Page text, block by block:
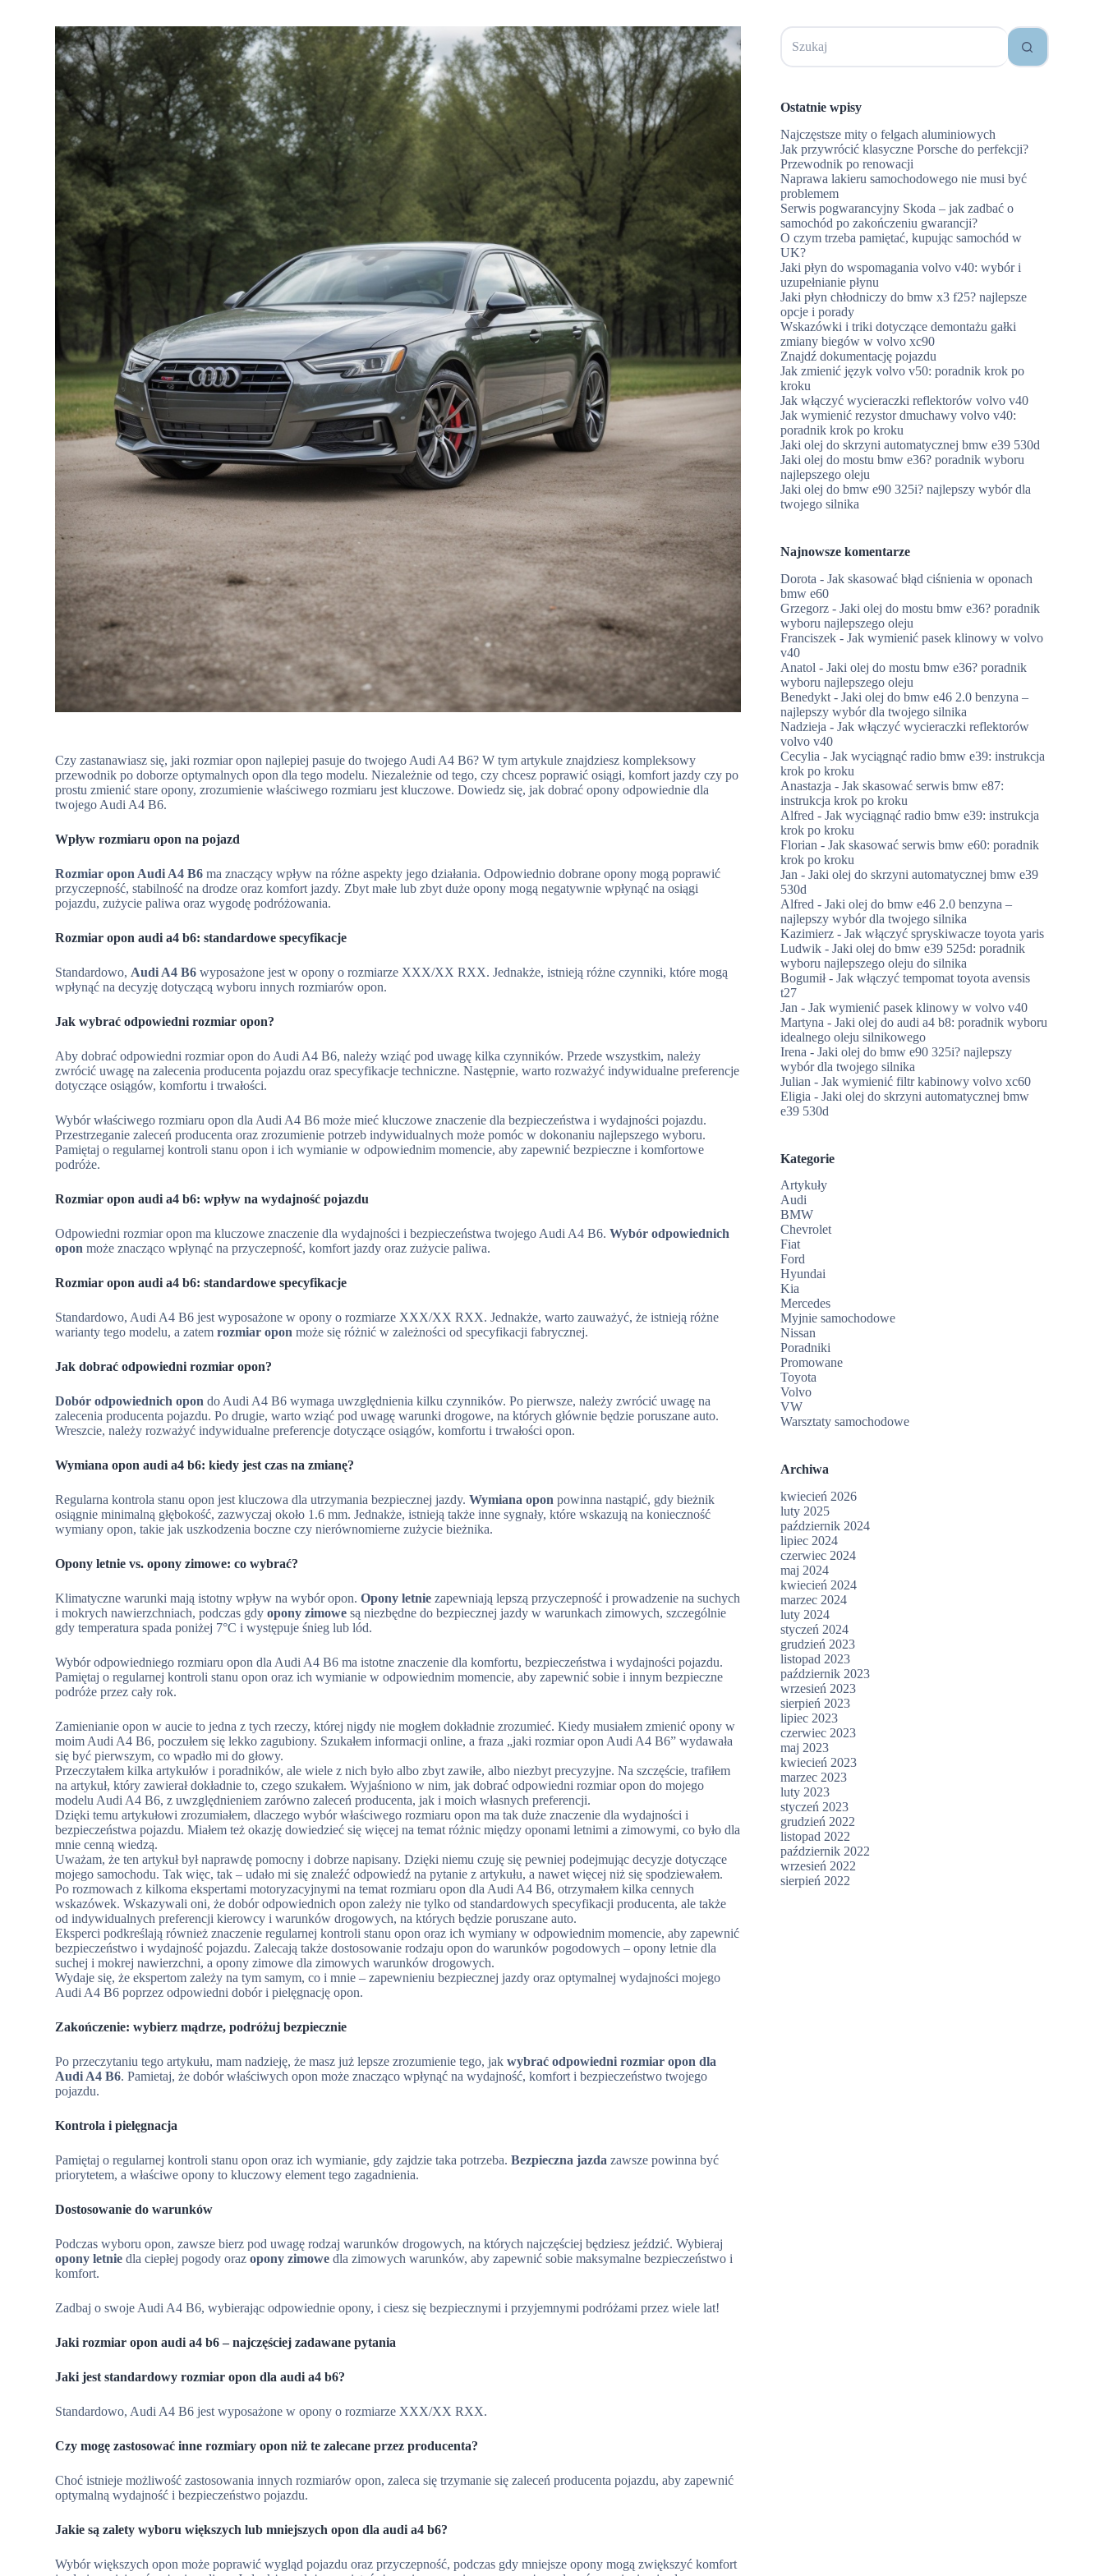
Czy zastanawiasz się, jaki rozmiar opon najlepiej pasuje do twojego Audi A4 B6? W tym artykule znajdziesz kompleksowy
przewodnik po doborze optymalnych opon dla tego modelu. Niezależnie od tego, czy chcesz poprawić osiągi, komfort jazdy czy po
prostu zmienić stare opony, zrozumienie właściwego rozmiaru jest kluczowe. Dowiedz się, jak dobrać opony odpowiednie dla
twojego Audi A4 B6.
Wpływ rozmiaru opon na pojazd
Rozmiar opon Audi A4 B6 ma znaczący wpływ na różne aspekty jego działania. Odpowiednio dobrane opony mogą poprawić
przyczepność, stabilność na drodze oraz komfort jazdy. Zbyt małe lub zbyt duże opony mogą negatywnie wpłynąć na osiągi
pojazdu, zużycie paliwa oraz wygodę podróżowania.
Rozmiar opon audi a4 b6: standardowe specyfikacje
Standardowo, Audi A4 B6 wyposażone jest w opony o rozmiarze XXX/XX RXX. Jednakże, istnieją różne czynniki, które mogą
wpłynąć na decyzję dotyczącą wyboru innych rozmiarów opon.
Jak wybrać odpowiedni rozmiar opon?
Aby dobrać odpowiedni rozmiar opon do Audi A4 B6, należy wziąć pod uwagę kilka czynników. Przede wszystkim, należy
zwrócić uwagę na zalecenia producenta pojazdu oraz specyfikacje techniczne. Następnie, warto rozważyć indywidualne preferencje
dotyczące osiągów, komfortu i trwałości.
Wybór właściwego rozmiaru opon dla Audi A4 B6 może mieć kluczowe znaczenie dla bezpieczeństwa i wydajności pojazdu.
Przestrzeganie zaleceń producenta oraz zrozumienie potrzeb indywidualnych może pomóc w dokonaniu najlepszego wyboru.
Pamiętaj o regularnej kontroli stanu opon i ich wymianie w odpowiednim momencie, aby zapewnić bezpieczne i komfortowe
podróże.
Rozmiar opon audi a4 b6: wpływ na wydajność pojazdu
Odpowiedni rozmiar opon ma kluczowe znaczenie dla wydajności i bezpieczeństwa twojego Audi A4 B6.Wybór odpowiednich
opon może znacząco wpłynąć na przyczepność, komfort jazdy oraz zużycie paliwa.
Rozmiar opon audi a4 b6: standardowe specyfikacje
Standardowo, Audi A4 B6 jest wyposażone w opony o rozmiarze XXX/XX RXX. Jednakże, warto zauważyć, że istnieją różne
warianty tego modelu, a zatemrozmiar opon może się różnić w zależności od specyfikacji fabrycznej.
Jak dobrać odpowiedni rozmiar opon?
Dobór odpowiednich opon do Audi A4 B6 wymaga uwzględnienia kilku czynników. Po pierwsze, należy zwrócić uwagę na
zalecenia producenta pojazdu. Po drugie, warto wziąć pod uwagę warunki drogowe, na których głównie będzie poruszane auto.
Wreszcie, należy rozważyć indywidualne preferencje dotyczące osiągów, komfortu i trwałości opon.
Wymiana opon audi a4 b6: kiedy jest czas na zmianę?
Regularna kontrola stanu opon jest kluczowa dla utrzymania bezpiecznej jazdy.Wymiana opon powinna nastąpić, gdy bieżnik
osiągnie minimalną głębokość, zazwyczaj około 1.6 mm. Jednakże, istnieją także inne sygnały, które wskazują na konieczność
wymiany opon, takie jak uszkodzenia boczne czy nierównomierne zużycie bieżnika.
Opony letnie vs. opony zimowe: co wybrać?
Klimatyczne warunki mają istotny wpływ na wybór opon.Opony letnie zapewniają lepszą przyczepność i prowadzenie na suchych
i mokrych nawierzchniach, podczas gdyopony zimowe są niezbędne do bezpiecznej jazdy w warunkach zimowych, szczególnie
gdy temperatura spada poniżej 7°C i występuje śnieg lub lód.
Wybór odpowiedniego rozmiaru opon dla Audi A4 B6 ma istotne znaczenie dla komfortu, bezpieczeństwa i wydajności pojazdu.
Pamiętaj o regularnej kontroli stanu opon oraz ich wymianie w odpowiednim momencie, aby zapewnić sobie i innym bezpieczne
podróże przez cały rok.
Zamienianie opon w aucie to jedna z tych rzeczy, której nigdy nie mogłem dokładnie zrozumieć. Kiedy musiałem zmienić opony w
moim Audi A4 B6, poczułem się lekko zagubiony. Szukałem informacji online, a fraza „jaki rozmiar opon Audi A4 B6” wydawała
się być pierwszym, co wpadło mi do głowy.
Przeczytałem kilka artykułów i poradników, ale wiele z nich było albo zbyt zawiłe, albo niezbyt precyzyjne. Na szczęście, trafiłem
na artykuł, który zawierał dokładnie to, czego szukałem. Wyjaśniono w nim, jak dobrać odpowiedni rozmiar opon do mojego
modelu Audi A4 B6, z uwzględnieniem zarówno zaleceń producenta, jak i moich własnych preferencji.
Dzięki temu artykułowi zrozumiałem, dlaczego wybór właściwego rozmiaru opon ma tak duże znaczenie dla wydajności i
bezpieczeństwa pojazdu. Miałem też okazję dowiedzieć się więcej na temat różnic między oponami letnimi a zimowymi, co było dla
mnie cenną wiedzą.
Uważam, że ten artykuł był naprawdę pomocny i dobrze napisany. Dzięki niemu czuję się pewniej podejmując decyzje dotyczące
mojego samochodu. Tak więc, tak – udało mi się znaleźć odpowiedź na pytanie z artykułu, a nawet więcej niż się spodziewałem.
Po rozmowach z kilkoma ekspertami motoryzacyjnymi na temat rozmiaru opon dla Audi A4 B6, otrzymałem kilka cennych
wskazówek. Wskazywali oni, że dobór odpowiednich opon zależy nie tylko od standardowych specyfikacji producenta, ale także
od indywidualnych preferencji kierowcy i warunków drogowych, na których będzie poruszane auto.
Eksperci podkreślają również znaczenie regularnej kontroli stanu opon oraz ich wymiany w odpowiednim momencie, aby zapewnić
bezpieczeństwo i wydajność pojazdu. Zalecają także dostosowanie rodzaju opon do warunków pogodowych – opony letnie dla
suchej i mokrej nawierzchni, a opony zimowe dla zimowych warunków drogowych.
Wydaje się, że ekspertom zależy na tym samym, co i mnie – zapewnieniu bezpiecznej jazdy oraz optymalnej wydajności mojego
Audi A4 B6 poprzez odpowiedni dobór i pielęgnację opon.
Zakończenie: wybierz mądrze, podróżuj bezpiecznie
Po przeczytaniu tego artykułu, mam nadzieję, że masz już lepsze zrozumienie tego, jakwybrać odpowiedni rozmiar opon dla
Audi A4 B6. Pamietaj, że dobór właściwych opon może znacząco wpłynąć na wydajność, komfort i bezpieczeństwo twojego
pojazdu.
Kontrola i pielęgnacja
Pamiętaj o regularnej kontroli stanu opon oraz ich wymianie, gdy zajdzie taka potrzeba.Bezpieczna jazda zawsze powinna być
priorytetem, a właściwe opony to kluczowy element tego zagadnienia.
Dostosowanie do warunków
Podczas wyboru opon, zawsze bierz pod uwagę rodzaj warunków drogowych, na których najczęściej będziesz jeździć. Wybieraj
opony letnie dla ciepłej pogody orazopony zimowe dla zimowych warunków, aby zapewnić sobie maksymalne bezpieczeństwo i
komfort.
Zadbaj o swoje Audi A4 B6, wybierając odpowiednie opony, i ciesz się bezpiecznymi i przyjemnymi podróżami przez wiele lat!
Jaki rozmiar opon audi a4 b6 – najczęściej zadawane pytania
Jaki jest standardowy rozmiar opon dla audi a4 b6?
Standardowo, Audi A4 B6 jest wyposażone w opony o rozmiarze XXX/XX RXX.
Czy mogę zastosować inne rozmiary opon niż te zalecane przez producenta?
Choć istnieje możliwość zastosowania innych rozmiarów opon, zaleca się trzymanie się zaleceń producenta pojazdu, aby zapewnić
optymalną wydajność i bezpieczeństwo pojazdu.
Jakie są zalety wyboru większych lub mniejszych opon dla audi a4 b6?
Wybór większych opon może poprawić wygląd pojazdu oraz przyczepność, podczas gdy mniejsze opony mogą zwiększyć komfort
Brak
wyników
Ostatnie wpisy
Najczęstsze mity o felgach aluminiowych
Jak przywrócić klasyczne Porsche do perfekcji?
Przewodnik po renowacji
Naprawa lakieru samochodowego nie musi być
problemem
Serwis pogwarancyjny Skoda – jak zadbać o
samochód po zakończeniu gwarancji?
O czym trzeba pamiętać, kupując samochód w
UK?
Jaki płyn do wspomagania volvo v40: wybór i
uzupełnianie płynu
Jaki płyn chłodniczy do bmw x3 f25? najlepsze
opcje i porady
Wskazówki i triki dotyczące demontażu gałki
zmiany biegów w volvo xc90
Znajdź dokumentację pojazdu
Jak zmienić język volvo v50: poradnik krok po
kroku
Jak włączyć wycieraczki reflektorów volvo v40
Jak wymienić rezystor dmuchawy volvo v40:
poradnik krok po kroku
Jaki olej do skrzyni automatycznej bmw e39 530d
Jaki olej do mostu bmw e36? poradnik wyboru
najlepszego oleju
Jaki olej do bmw e90 325i? najlepszy wybór dla
twojego silnika
Najnowsze komentarze
Dorota -Jak skasować błąd ciśnienia w oponach
bmw e60
Grzegorz -Jaki olej do mostu bmw e36? poradnik
wyboru najlepszego oleju
Franciszek -Jak wymienić pasek klinowy w volvo
v40
Anatol -Jaki olej do mostu bmw e36? poradnik
wyboru najlepszego oleju
Benedykt -Jaki olej do bmw e46 2.0 benzyna –
najlepszy wybór dla twojego silnika
Nadzieja -Jak włączyć wycieraczki reflektorów
volvo v40
Cecylia -Jak wyciągnąć radio bmw e39: instrukcja
krok po kroku
Anastazja -Jak skasować serwis bmw e87:
instrukcja krok po kroku
Alfred -Jak wyciągnąć radio bmw e39: instrukcja
krok po kroku
Florian -Jak skasować serwis bmw e60: poradnik
krok po kroku
Jan -Jaki olej do skrzyni automatycznej bmw e39
530d
Alfred -Jaki olej do bmw e46 2.0 benzyna –
najlepszy wybór dla twojego silnika
Kazimierz -Jak włączyć spryskiwacze toyota yaris
Ludwik -Jaki olej do bmw e39 525d: poradnik
wyboru najlepszego oleju do silnika
Bogumił-Jak włączyć tempomat toyota avensis
t27
Jan -Jak wymienić pasek klinowy w volvo v40
Martyna -Jaki olej do audi a4 b8: poradnik wyboru
idealnego oleju silnikowego
Irena -Jaki olej do bmw e90 325i? najlepszy
wybór dla twojego silnika
Julian -Jak wymienić filtr kabinowy volvo xc60
Eligia -Jaki olej do skrzyni automatycznej bmw
e39 530d
Kategorie
Artykuły
Audi
BMW
Chevrolet
Fiat
Ford
Hyundai
Kia
Mercedes
Myjnie samochodowe
Nissan
Poradniki
Promowane
Toyota
Volvo
VW
Warsztaty samochodowe
Archiwa
kwiecień 2026
luty 2025
październik 2024
lipiec 2024
czerwiec 2024
maj 2024
kwiecień 2024
marzec 2024
luty 2024
styczeń 2024
grudzień 2023
listopad 2023
październik 2023
wrzesień 2023
sierpień 2023
lipiec 2023
czerwiec 2023
maj 2023
kwiecień 2023
marzec 2023
luty 2023
styczeń 2023
grudzień 2022
listopad 2022
październik 2022
wrzesień 2022
sierpień 2022